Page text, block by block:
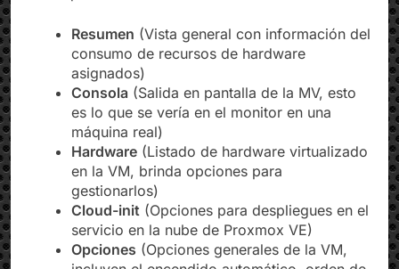
Resumen (Vista general con información del
consumo de recursos de hardware
asignados)
Consola(Salida en pantalla de la MV, esto
es lo que se vería en el monitor en una
máquina real)
Hardware (Listado de hardware virtualizado
en la VM, brinda opciones para
gestionarlos)
Cloud-init(Opciones para despliegues en el
servicio en la nube de Proxmox VE)